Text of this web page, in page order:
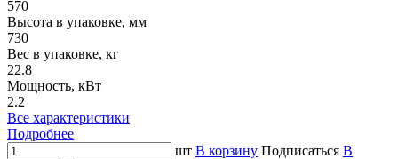
570
Высота в упаковке, мм
730
Вес в упаковке, кг
22.8
Мощность, кВт
2.2
Все характеристики
Подробнее
шт В корзину Подписаться В